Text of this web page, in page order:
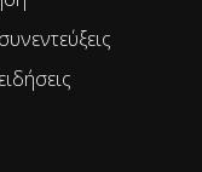
συνεντεύξεις